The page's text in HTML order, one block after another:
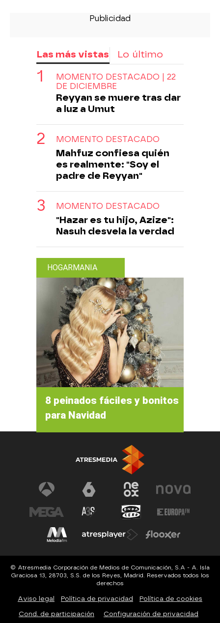
Las más vistas Lo último
MOMENTO DESTACADO | 22
DE DICIEMBRE
Reyyan se muere tras dar
a luz a Umut
MOMENTO DESTACADO
Mahfuz confiesa quién
es realmente: "Soy el
padre de Reyyan"
MOMENTO DESTACADO
"Hazar es tu hijo, Azize":
Nasuh desvela la verdad
HOGARMANIA
8 peinados fáciles y bonitos
para Navidad
© Atresmedia Corporación de Medios de Comunicación, S.A - A. Isla
Graciosa 13, 28703, S.S. de los Reyes, Madrid. Reservados todos los
derechos
Aviso legal Política de privacidad Política de cookies
Cond. de participación Configuración de privacidad